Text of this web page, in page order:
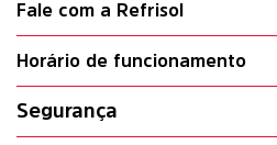
Fale com a Refrisol
Horário de funcionamento
Segurança